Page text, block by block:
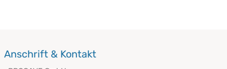
Anschrift & Kontakt